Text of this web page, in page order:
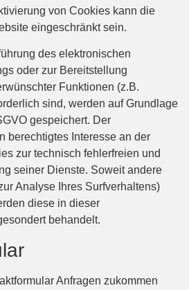
von Cookies kann die
eingeschränkt sein.
des elektronischen
oder zur Bereitstellung
Funktionen (z.B.
sind, werden auf Grundlage
gespeichert. Der
berechtigtes Interesse an der
zur technisch fehlerfreien und
seiner Dienste. Soweit andere
Analyse Ihres Surfverhaltens)
diese in dieser
behandelt.
Anfragen zukommen